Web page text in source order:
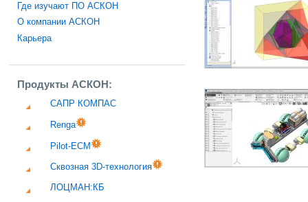
Где изучают ПО АСКОН
О компании АСКОН
Карьера
Продукты АСКОН:
САПР КОМПАС
Renga
Pilot-ECM
Сквозная 3D-технология
ЛОЦМАН:КБ